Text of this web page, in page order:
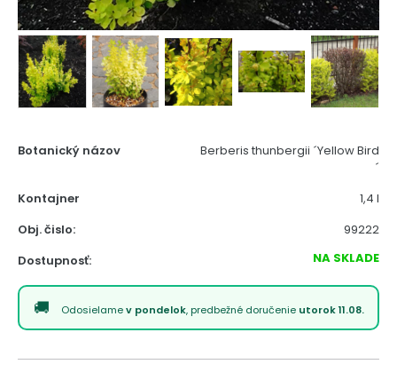
Botanický názov
Berberis thunbergii ´Yellow Bird
´
Kontajner
1,4 l
Obj. čislo:
99222
Dostupnosť:
NA SKLADE
Odosielamev pondelok, predbežné doručenie utorok 11.08.